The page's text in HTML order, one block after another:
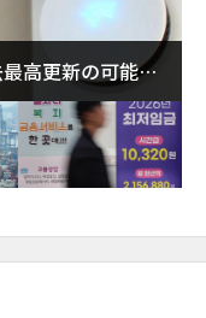
高更新の可能性